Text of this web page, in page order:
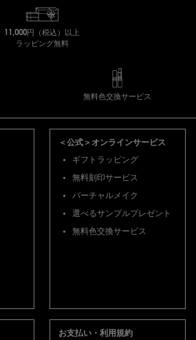
11,000円（税込）以上
ラッピング無料
無料色交換サービス
＜公式＞オンラインサービス
ギフトラッピング
無料刻印サービス
バーチャルメイク
選べるサンプルプレゼント
無料色交換サービス
お支払い・利用規約